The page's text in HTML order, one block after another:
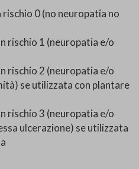
0 (no neuropatia no
rischio 1 (neuropatia e/o
rischio 2 (neuropatia e/o
se utilizzata con plantare
rischio 3 (neuropatia e/o
ulcerazione) se utilizzata